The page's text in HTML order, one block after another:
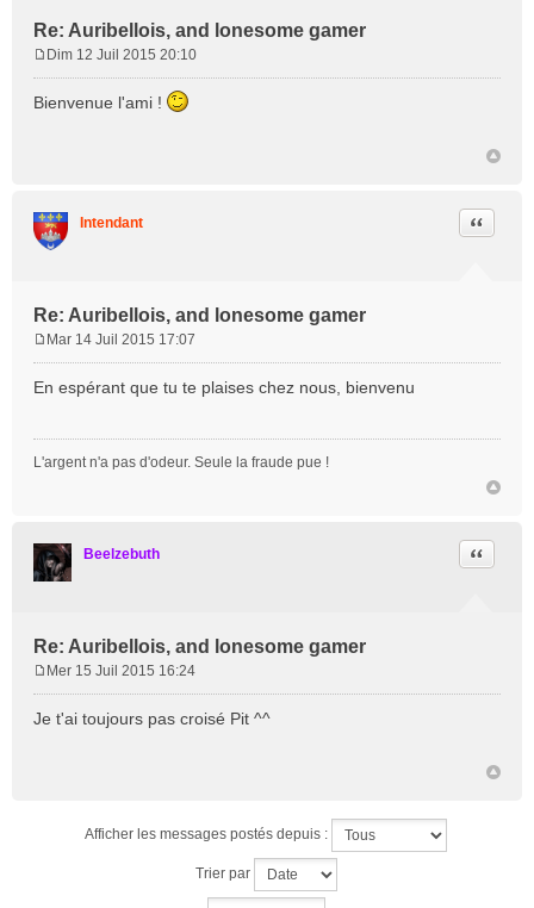
Re: Auribellois, and lonesome gamer
s
Dim 12 Juil 2015 20:10
Bienvenue l'ami !
Intendant
Re: Auribellois, and lonesome gamer
Citation
s
a
g
Mar 14 Juil 2015 17:07
En espérant que tu te plaises chez nous, bienvenu
L'argent n'a pas d'odeur. Seule la fraude pue !
Beelzebuth
Re: Auribellois, and lonesome gamer
Citation
s
Mer 15 Juil 2015 16:24
Je t'ai toujours pas croisé Pit ^^
Afficher les messages postés depuis :
Trier par